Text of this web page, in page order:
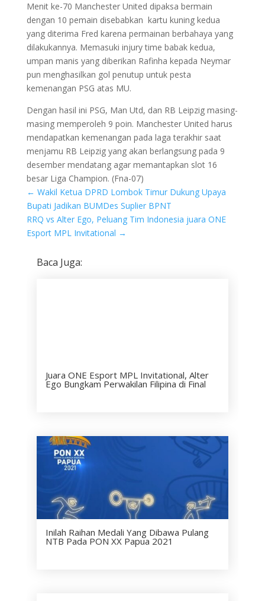
Menit ke-70 Manchester United dipaksa bermain
dengan 10 pemain disebabkan kartu kuning kedua
yang diterima Fred karena permainan berbahaya yang
dilakukannya. Memasuki injury time babak kedua,
umpan manis yang diberikan Rafinha kepada Neymar
pun menghasilkan gol penutup untuk pesta
kemenangan PSG atas MU.
Dengan hasil ini PSG, Man Utd, dan RB Leipzig masing-
masing memperoleh 9 poin. Manchester United harus
mendapatkan kemenangan pada laga terakhir saat
menjamu RB Leipzig yang akan berlangsung pada 9
desember mendatang agar memantapkan slot 16
besar Liga Champion. (Fna-07)
← Wakil Ketua DPRD Lombok Timur Dukung Upaya
Bupati Jadikan BUMDes Suplier BPNT
RRQ vs Alter Ego, Peluang Tim Indonesia juara ONE
Esport MPL Invitational →
Baca Juga:
Juara ONE Esport MPL Invitational, Alter
Ego Bungkam Perwakilan Filipina di Final
Inilah Raihan Medali Yang Dibawa Pulang
NTB Pada PON XX Papua 2021